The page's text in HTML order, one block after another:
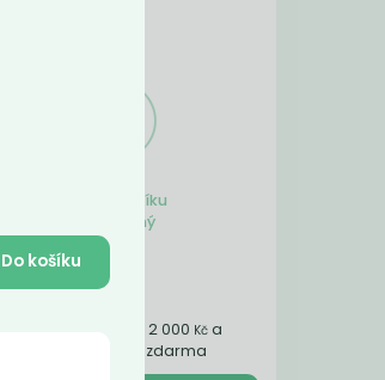
Obsah košíku
je prázdný
Nakupte ještě za 2 000 Kč a
získáte dopravu zdarma
Do košíku